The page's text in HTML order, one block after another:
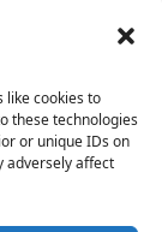
like cookies to
these technologies
or unique IDs on
adversely affect
и
и